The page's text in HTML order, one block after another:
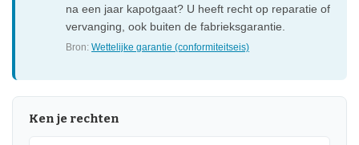
na een jaar kapotgaat? U heeft recht op reparatie of
vervanging, ook buiten de fabrieksgarantie.
Bron:Wettelijke garantie (conformiteitseis)
Ken je rechten